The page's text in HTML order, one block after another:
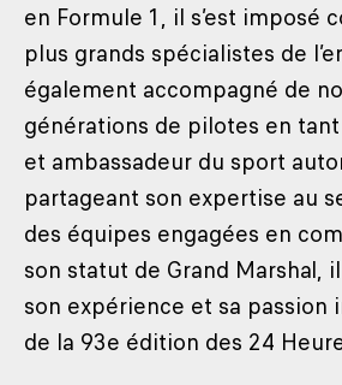
en Formule 1, il s’est imposé
plus grands spécialistes de
également accompagné de
générations de pilotes en
et ambassadeur du sport
partageant son expertise au
des équipes engagées en
son statut de Grand Marshal,
son expérience et sa passion
de la 93e édition des 24